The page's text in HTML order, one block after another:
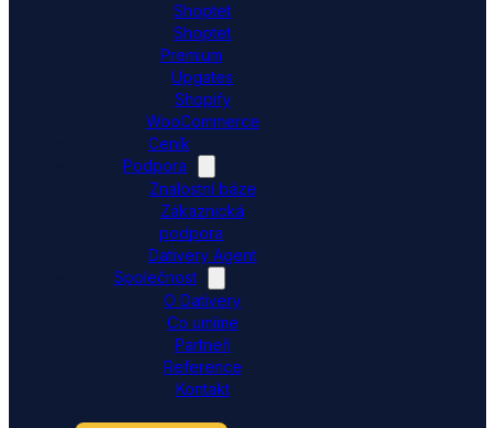
Shoptet
Shoptet
Premium
Upgates
Shopify
WooCommerce
Ceník
Podpora
Znalostní báze
Zákaznická
podpora
Dativery Agent
Společnost
O Dativery
Co umíme
Partneři
Reference
Kontakt